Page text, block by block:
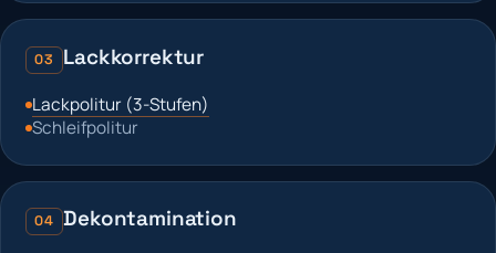
03 Lackkorrektur
Lackpolitur (3-Stufen)
Schleifpolitur
04 Dekontamination